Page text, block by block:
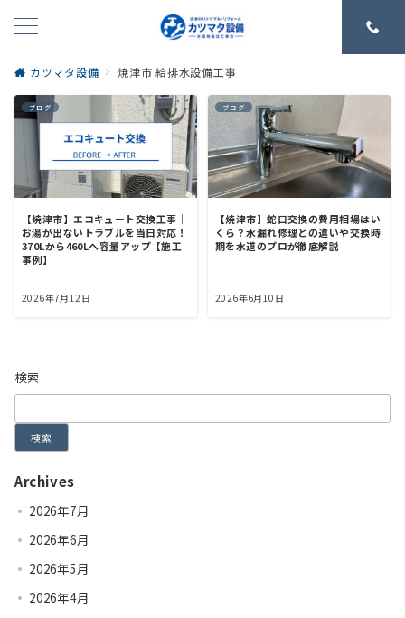
カツマタ設備 焼津市 給排水設備工事
ブログ
【焼津市】エコキュート交換工事｜
お湯が出ないトラブルを当日対応！
370Lから460Lへ容量アップ【施工
事例】
2026年7月12日
ブログ
【焼津市】蛇口交換の費用相場はい
くら？水漏れ修理との違いや交換時
期を水道のプロが徹底解説
2026年6月10日
検索
検索
Archives
2026年7月
2026年6月
2026年5月
2026年4月